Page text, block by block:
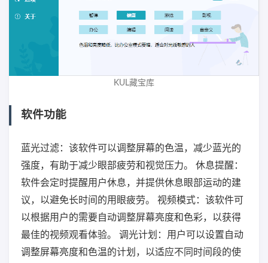
KUL藏宝库
软件功能
蓝光过滤：该软件可以调整屏幕的色温，减少蓝光的
强度，有助于减少眼部疲劳和视觉压力。 休息提醒：
软件会定时提醒用户休息，并提供休息眼部运动的建
议，以避免长时间的用眼疲劳。 视频模式：该软件可
以根据用户的需要自动调整屏幕亮度和色彩，以获得
最佳的视频观看体验。 调光计划：用户可以设置自动
调整屏幕亮度和色温的计划，以适应不同时间段的使